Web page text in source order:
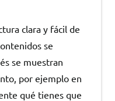
clara y fácil de
se
se muestran
por ejemplo en
qué tienes que